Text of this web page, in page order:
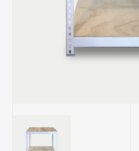
角鋼特殊訂製
攤車設計|免螺絲角鋼